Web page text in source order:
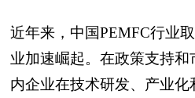
近年来，中国PEMFC行业
业加速崛起。在政策支持和
内企业在技术研发、产业